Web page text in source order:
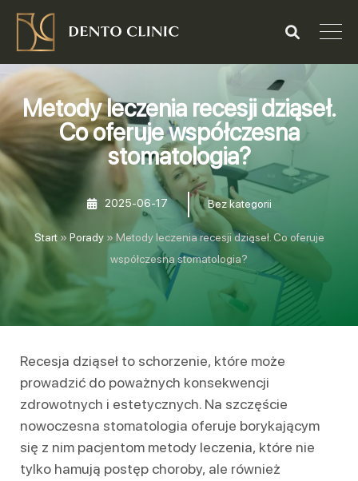
Metody leczenia recesji dziąseł.
Co oferuje współczesna
stomatologia?
2025-06-17 Bez kategorii
Start» Porady» Metody leczenia recesji dziąseł. Co oferuje
współczesna stomatologia?
Recesja dziąseł to schorzenie, które może
prowadzić do poważnych konsekwencji
zdrowotnych i estetycznych. Na szczęście
nowoczesna stomatologia oferuje borykającym
się z nim pacjentom metody leczenia, które nie
tylko hamują postęp choroby, ale również